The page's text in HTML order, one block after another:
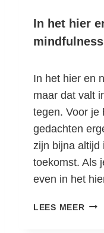
In het hier
mindfulness
In het hier en
maar dat valt
tegen. Voor je
gedachten
zijn bijna altijd
toekomst. Als
even in het
LEES MEERI